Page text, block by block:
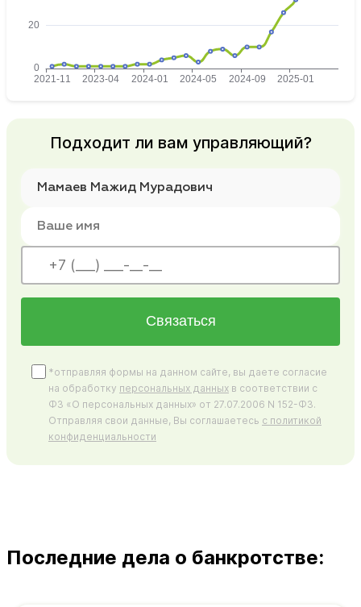
Подходит ли вам управляющий?
Связаться
*отправляя формы на данном сайте, вы даете согласие
на обработку персональных данных в соответствии с
ФЗ «О персональных данных» от 27.07.2006 N 152-ФЗ.
Отправляя свои данные, Вы соглашаетесь с политикой
конфиденциальности
Последние дела о банкротстве: